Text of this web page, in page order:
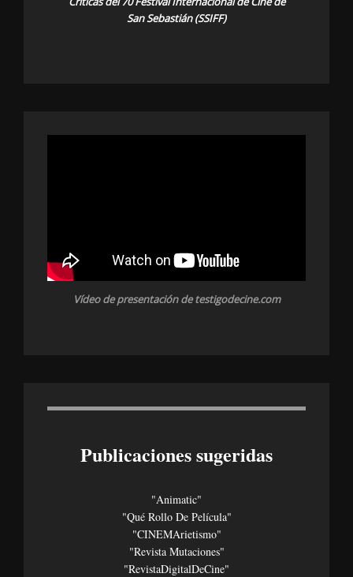
San Sebastián (SSIFF)
Vídeo de presentación de testigodecine.com
Publicaciones sugeridas
"Animatic"
"Qué Rollo De Película"
"CINEMArietismo"
"Revista Mutaciones"
"revistaDigitalDeCine"